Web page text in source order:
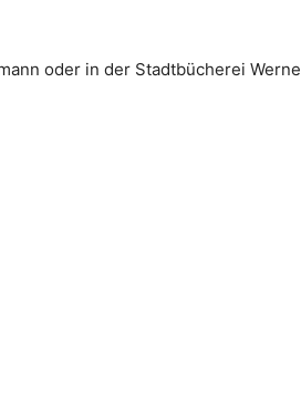
oder in der Stadtbücherei Werne